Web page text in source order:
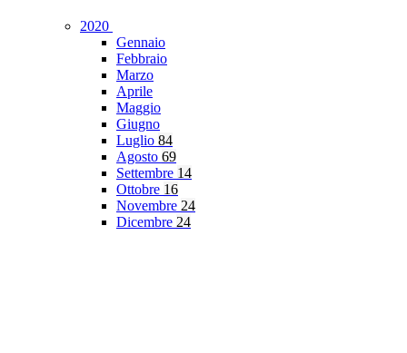
2020
Gennaio
Febbraio
Marzo
Aprile
Maggio
Giugno
Luglio 84
Agosto 69
Settembre 14
Ottobre 16
Novembre 24
Dicembre 24